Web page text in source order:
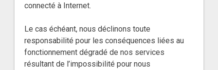
connecté à Internet.
Le cas échéant, nous déclinons toute
responsabilité pour les conséquences liées au
fonctionnement dégradé de nos services
résultant de l’impossibilité pour nous